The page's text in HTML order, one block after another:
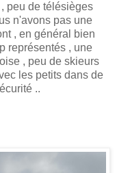
peu de télésièges
n'avons pas une
, en général bien
représentés , une
, peu de skieurs
les petits dans de
..